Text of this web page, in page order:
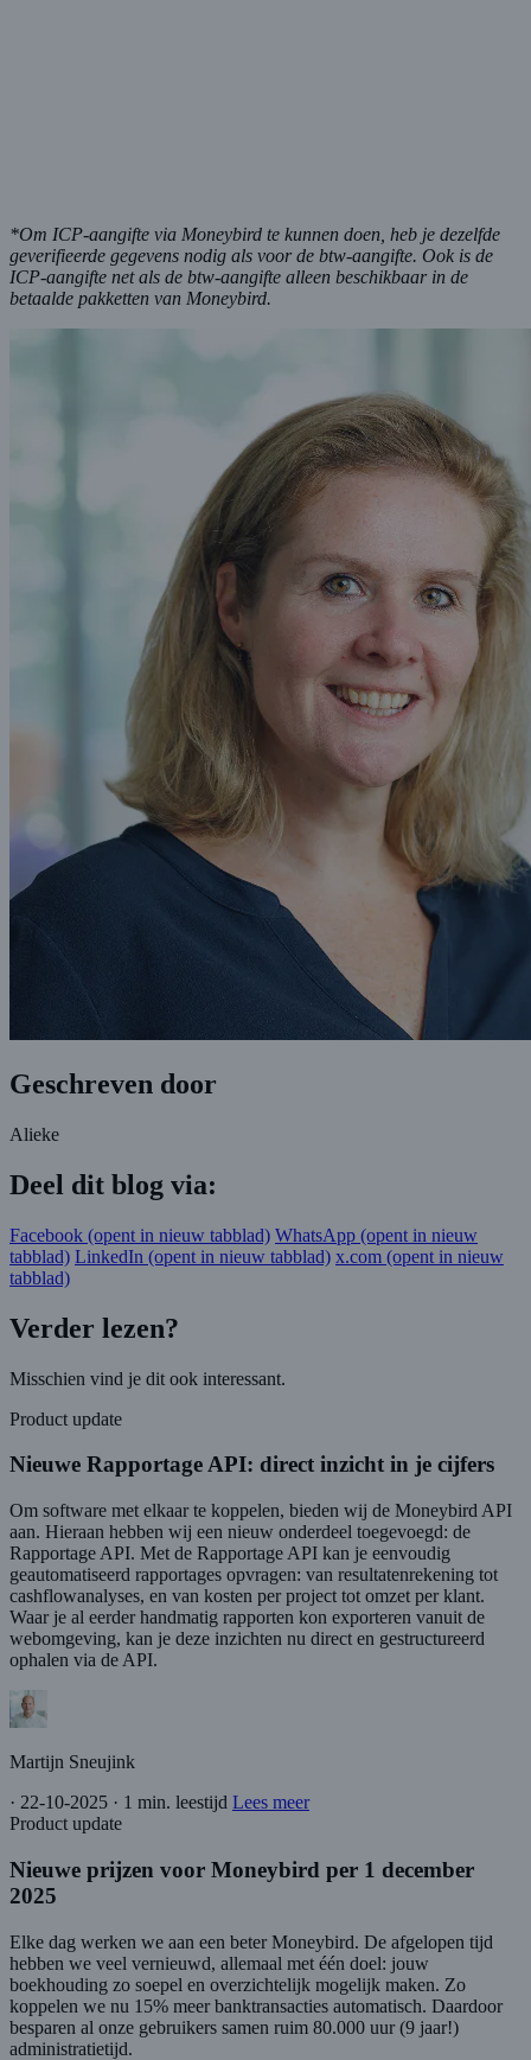
*Om ICP-aangifte via Moneybird te kunnen doen, heb je dezelfde
geverifieerde gegevens nodig als voor de btw-aangifte. Ook is de
ICP-aangifte net als de btw-aangifte alleen beschikbaar in de
betaalde pakketten van Moneybird.
Geschreven door
Alieke
Deel dit blog via:
Facebook (opent in nieuw tabblad) WhatsApp (opent in nieuw
tabblad) LinkedIn (opent in nieuw tabblad) x.com (opent in nieuw
tabblad)
Verder lezen?
Misschien vind je dit ook interessant.
Product update
Nieuwe Rapportage API: direct inzicht in je cijfers
Om software met elkaar te koppelen, bieden wij de Moneybird API
aan. Hieraan hebben wij een nieuw onderdeel toegevoegd: de
Rapportage API. Met de Rapportage API kan je eenvoudig
geautomatiseerd rapportages opvragen: van resultatenrekening tot
cashflowanalyses, en van kosten per project tot omzet per klant.
Waar je al eerder handmatig rapporten kon exporteren vanuit de
webomgeving, kan je deze inzichten nu direct en gestructureerd
ophalen via de API.
Martijn Sneujink
· 22-10-2025 · 1 min. leestijd Lees meer
Product update
Nieuwe prijzen voor Moneybird per 1 december
2025
Elke dag werken we aan een beter Moneybird. De afgelopen tijd
hebben we veel vernieuwd, allemaal met één doel: jouw
boekhouding zo soepel en overzichtelijk mogelijk maken. Zo
koppelen we nu 15% meer banktransacties automatisch. Daardoor
besparen al onze gebruikers samen ruim 80.000 uur (9 jaar!)
administratietijd.